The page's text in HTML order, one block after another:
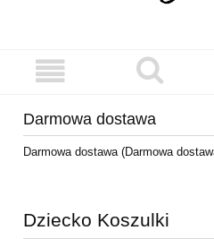
Darmowa dostawa
Darmowa dostawa (Darmowa
Dziecko Koszulki